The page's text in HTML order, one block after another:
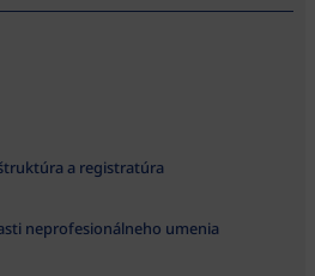
a registratúra
neprofesionálneho umenia